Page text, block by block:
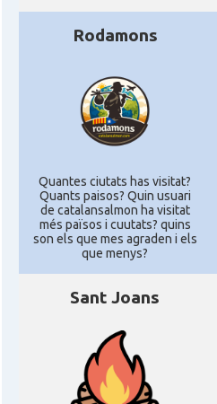
Rodamons
Quantes ciutats has visitat?
Quants paisos? Quin usuari
de catalansalmon ha visitat
més països i cuutats? quins
son els que mes agraden i els
que menys?
Sant Joans